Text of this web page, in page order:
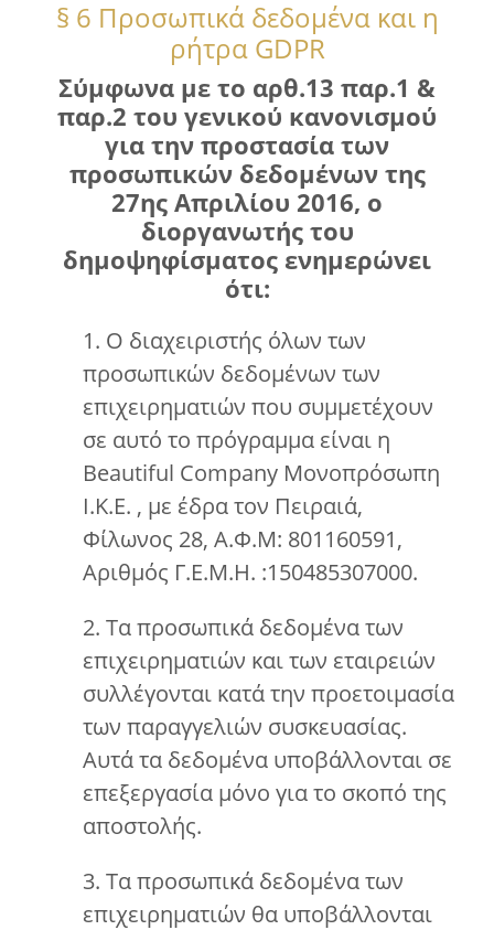
§ 6 Προσωπικά δεδομένα και η
ρήτρα GDPR
Σύμφωνα με το αρθ.13 παρ.1 &
παρ.2 του γενικού κανονισμού
για την προστασία των
προσωπικών δεδομένων της
27ης Απριλίου 2016, ο
διοργανωτής του
δημοψηφίσματος ενημερώνει
ότι:
1. Ο διαχειριστής όλων των
προσωπικών δεδομένων των
επιχειρηματιών που συμμετέχουν
σε αυτό το πρόγραμμα είναι η
Beautiful Company Μονοπρόσωπη
Ι.Κ.Ε. , με έδρα τον Πειραιά,
Φίλωνος 28, Α.Φ.Μ: 801160591,
Αριθμός Γ.Ε.Μ.Η. :150485307000.
2. Τα προσωπικά δεδομένα των
επιχειρηματιών και των εταιρειών
συλλέγονται κατά την προετοιμασία
των παραγγελιών συσκευασίας.
Αυτά τα δεδομένα υποβάλλονται σε
επεξεργασία μόνο για το σκοπό της
αποστολής.
3. Τα προσωπικά δεδομένα των
επιχειρηματιών θα υποβάλλονται